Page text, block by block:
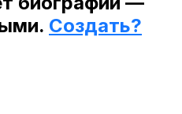
Создать?